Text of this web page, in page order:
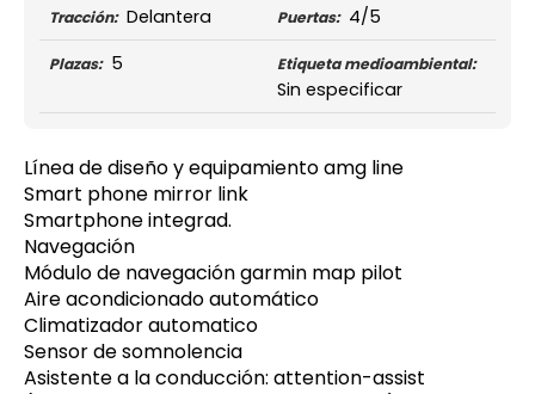
Tracción: Delantera Puertas: 4/5
Plazas: 5 Etiqueta medioambiental:
Sin especificar
Línea de diseño y equipamiento amg line
Smart phone mirror link
Smartphone integrad.
Navegación
Módulo de navegación garmin map pilot
Aire acondicionado automático
Climatizador automatico
Sensor de somnolencia
Asistente a la conducción: attention-assist